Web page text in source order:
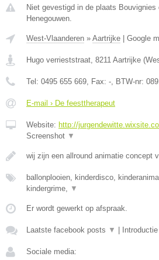
Niet gevestigd in de plaats Bouvignies
Henegouwen.
West-Vlaanderen » Aartrijke | Google
Hugo verrieststraat 8211 Aartrijke (
Tel: 0495 655 669 , Fax: - , BTW-nr:
E-mail › De feesttherapeut
Website: http://
Screenshot ▼
wij zijn een allround animatie concept
ballonplooien, kinderdisco,
kindergrime,
▼
Er wordt gewerkt op afspraak.
Laatste facebook posts ▼ |
Sociale media: